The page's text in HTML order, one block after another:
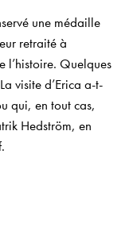
une médaille
retraité à
l’histoire. Quelques
visite d’Erica a-t-
qui, en tout cas,
Hedström, en